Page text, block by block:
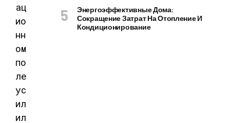
ац
ио
нн
ом
по
ле
ус
ил
ил
Энергоэффективные Дома:
Сокращение Затрат На Отопление И
Кондиционирование